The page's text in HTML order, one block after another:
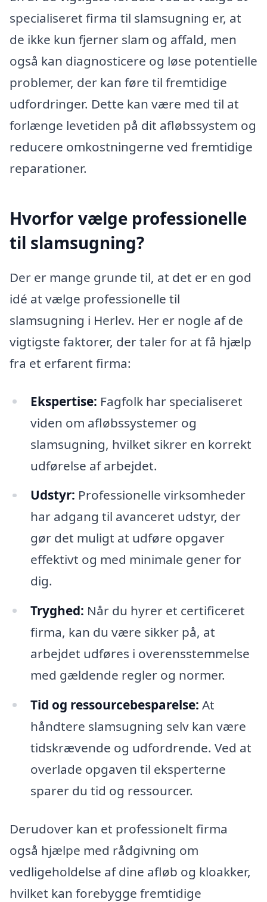
specialiseret firma til slamsugning er, at
de ikke kun fjerner slam og affald, men
også kan diagnosticere og løse potentielle
problemer, der kan føre til fremtidige
udfordringer. Dette kan være med til at
forlænge levetiden på dit afløbssystem og
reducere omkostningerne ved fremtidige
reparationer.
Hvorfor vælge professionelle
til slamsugning?
Der er mange grunde til, at det er en god
idé at vælge professionelle til
slamsugning i Herlev. Her er nogle af de
vigtigste faktorer, der taler for at få hjælp
fra et erfarent firma:
Ekspertise: Fagfolk har specialiseret
viden om afløbssystemer og
slamsugning, hvilket sikrer en korrekt
udførelse af arbejdet.
Udstyr: Professionelle virksomheder
har adgang til avanceret udstyr, der
gør det muligt at udføre opgaver
effektivt og med minimale gener for
dig.
Tryghed: Når du hyrer et certificeret
firma, kan du være sikker på, at
arbejdet udføres i overensstemmelse
med gældende regler og normer.
Tid og ressourcebesparelse: At
håndtere slamsugning selv kan være
tidskrævende og udfordrende. Ved at
overlade opgaven til eksperterne
sparer du tid og ressourcer.
Derudover kan et professionelt firma
også hjælpe med rådgivning om
vedligeholdelse af dine afløb og kloakker,
hvilket kan forebygge fremtidige